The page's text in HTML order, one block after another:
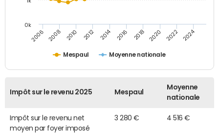
Mespaul Moyenne nationale
2006 2008 2010 2012 2014 2016 2018 2020 2022 2024
0k
Impôt sur le revenu 2025 Mespaul
Moyenne
nationale
Impôt sur le revenu net
moyen par foyer imposé
3 280 € 4 516 €